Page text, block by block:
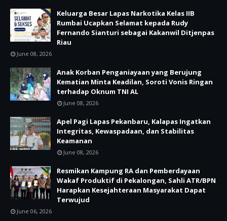
Keluarga Besar Lapas Narkotika Kelas IIB
Rumbai Ucapkan Selamat kepada Rudy
Fernando Sianturi sebagai Kakanwil Ditjenpas
Riau
June 08, 2026
Anak Korban Penganiayaan yang Berujung
Kematian Minta Keadilan, Soroti Vonis Ringan
terhadap Oknum TNI AL
June 08, 2026
Apel Pagi Lapas Pekanbaru, Kalapas Ingatkan
Integritas, Kewaspadaan, dan Stabilitas
Keamanan
June 08, 2026
Resmikan Kampung RA dan Pemberdayaan
Wakaf Produktif di Pekalongan, Sahli ATR/BPN
Harapkan Kesejahteraan Masyarakat Dapat
Terwujud
June 06, 2026